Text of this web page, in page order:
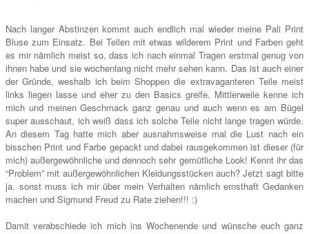
Nach langer Abstinzen kommt auch endlich mal wieder meine Pali Print
Bluse zum Einsatz. Bei Teilen mit etwas wilderem Print und Farben geht
es mir nämlich meist so, dass ich nach einmal Tragen erstmal genug von
ihnen habe und sie wochenlang nicht mehr sehen kann. Das ist auch einer
der Gründe, weshalb ich beim Shoppen die extravaganteren Teile meist
links liegen lasse und eher zu den Basics greife. Mittlerweile kenne ich
mich und meinen Geschmack ganz genau und auch wenn es am Bügel
super ausschaut, ich weiß dass ich solche Teile nicht lange tragen würde.
An diesem Tag hatte mich aber ausnahmsweise mal die Lust nach ein
bisschen Print und Farbe gepackt und dabei rausgekommen ist dieser (für
mich) außergewöhnliche und dennoch sehr gemütliche Look! Kennt ihr das
“Problem” mit außergewöhnlichen Kleidungsstücken auch? Jetzt sagt bitte
ja, sonst muss ich mir über mein Verhalten nämlich ernsthaft Gedanken
machen und Sigmund Freud zu Rate ziehen!!! :)
Damit verabschiede ich mich ins Wochenende und wünsche euch ganz